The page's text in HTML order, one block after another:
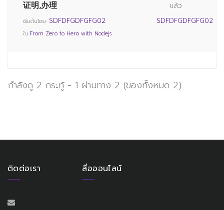
证明,办理
เริ่มต้นโดย: SDFDFGDFGFG02
ใน:From Zero to Hero with Nodejs
แล้ว
SDFDFGDFGFG02
กำลังดู 2 กระทู้ - 1 ผ่านทาง 2 (ของทั้งหมด 2)
ติดต่อเรา สื่อออนไลน์